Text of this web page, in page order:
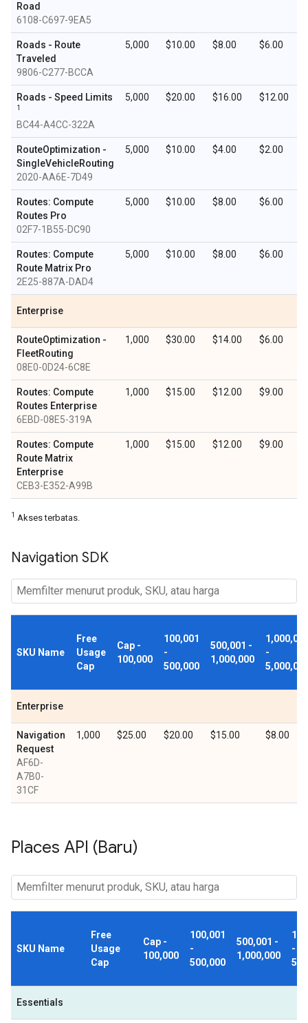
Road
6108-C697-9EA5
Roads - Route
Traveled
9806-C277-BCCA
5,000 $10.00 $8.00 $6.00
Roads - Speed Limits
1
BC44-A4CC-322A
5,000 $20.00 $16.00 $12.00
RouteOptimization -
SingleVehicleRouting
2020-AA6E-7D49
5,000 $10.00 $4.00 $2.00
Routes: Compute
Routes Pro
02F7-1B55-DC90
5,000 $10.00 $8.00 $6.00
Routes: Compute
Route Matrix Pro
2E25-887A-DAD4
5,000 $10.00 $8.00 $6.00
Enterprise
RouteOptimization -
FleetRouting
08E0-0D24-6C8E
1,000 $30.00 $14.00 $6.00
Routes: Compute
Routes Enterprise
6EBD-08E5-319A
1,000 $15.00 $12.00 $9.00
Routes: Compute
Route Matrix
Enterprise
CEB3-E352-A99B
1,000 $15.00 $12.00 $9.00
1 Akses terbatas.
Navigation SDK
SKU Name
Free
Usage
Cap
Cap -
100,000
100,001
-
500,000
500,001 -
1,000,000
-
Enterprise
Navigation
Request
AF6D-
A7B0-
31CF
1,000 $25.00 $20.00 $15.00 $8.00
Places API (Baru)
SKU Name
Free
Usage
Cap
Cap -
100,000
100,001
-
500,000
500,001 -
1,000,000
-
Essentials